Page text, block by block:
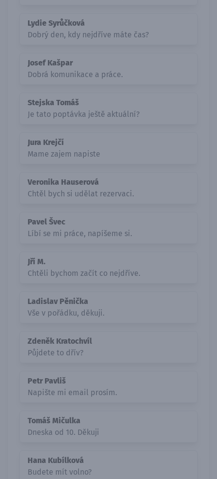
Lydie Syrůčková
Dobrý den, kdy nejdříve máte čas?
Josef Kašpar
Dobrá komunikace a práce.
Stejska Tomáš
Je tato poptávka ještě aktuální?
Jura Krejčí
Mame zajem napiste
Veronika Hauserová
Chtěl bych si udělat rezervaci.
Pavel Švec
Líbí se mi práce, napíšeme si.
Jří M.
Chtěli bychom začít co nejdříve.
Ladislav Pěnička
Vše v pořádku, děkuji.
Zdeněk Kratochvíl
Půjdete to dřív?
Petr Pavliš
Napište mi email prosím.
Tomáš Mičulka
Dneska od 10. Děkuji
Hana Kubílková
Budete mít volno?